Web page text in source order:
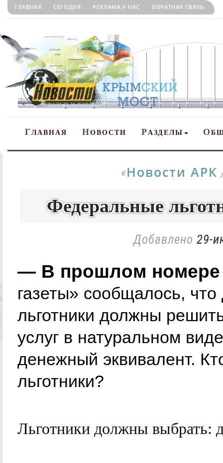
ГЛАВНАЯ СЕГОДНЯ РЕКЛАМА У НАС ОБРАТНАЯ СВЯЗЬ
ГЛАВНАЯ НОВОСТИ РАЗДЕЛЫ О
«Новости АРК
Федеральные
Добавлено 29-
— В прошлом номере
газеты» сообщалось,
льготники должны
услуг в натуральном
денежный эквивалент.
льготники?
Льготники должны выбрать: